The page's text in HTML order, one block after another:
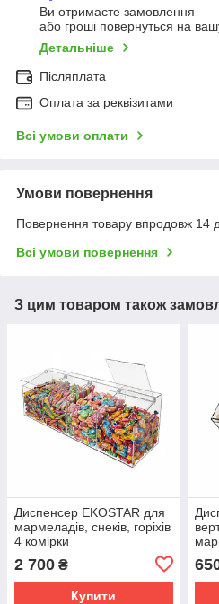
Ви отримаєте замовлення
або гроші повернуться на
Детальніше
Післяплата
Оплата за реквізитами
Всі умови оплати
Умови повернення
Повернення товару впродовж 14
Всі умови повернення
З цим товаром також
Диспенсер EKOSTAR для
мармеладів, снеків, горіхів
4 комірки
2 700 ₴
Купити